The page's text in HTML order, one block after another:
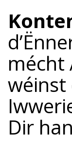
mécht
wéinst
Dir